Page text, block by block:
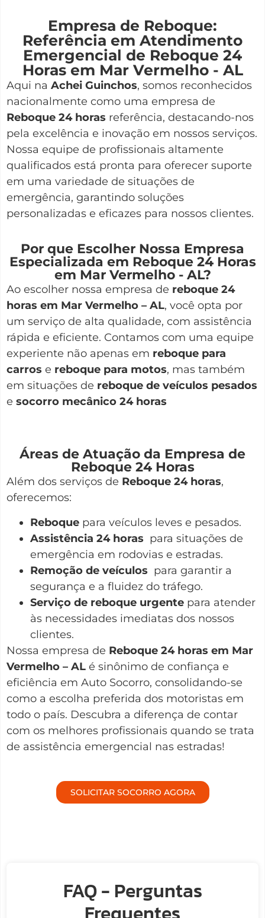
Empresa de Reboque:
Referência em Atendimento
Emergencial de Reboque 24
Horas em Mar Vermelho - AL
Aqui na Achei Guinchos, somos reconhecidos
nacionalmente como uma empresa de
Reboque 24 horas referência, destacando-nos
pela excelência e inovação em nossos serviços.
Nossa equipe de profissionais altamente
qualificados está pronta para oferecer suporte
em uma variedade de situações de
emergência, garantindo soluções
personalizadas e eficazes para nossos clientes.
Por que Escolher Nossa Empresa
Especializada em Reboque 24 Horas
em Mar Vermelho - AL?
Ao escolher nossa empresa de reboque 24
horas em Mar Vermelho – AL, você opta por
um serviço de alta qualidade, com assistência
rápida e eficiente. Contamos com uma equipe
experiente não apenas em reboque para
carros e reboque para motos, mas também
em situações de reboque de veículos pesados
e socorro mecânico 24 horas
Áreas de Atuação da Empresa de
Reboque 24 Horas
Além dos serviços de Reboque 24 horas,
oferecemos:
Reboque para veículos leves e pesados.
Assistência 24 horas para situações de
emergência em rodovias e estradas.
Remoção de veículos para garantir a
segurança e a fluidez do tráfego.
Serviço de reboque urgente para atender
às necessidades imediatas dos nossos
clientes.
Nossa empresa de Reboque 24 horas em Mar
Vermelho – AL é sinônimo de confiança e
eficiência em Auto Socorro, consolidando-se
como a escolha preferida dos motoristas em
todo o país. Descubra a diferença de contar
com os melhores profissionais quando se trata
de assistência emergencial nas estradas!
SOLICITAR SOCORRO AGORA
FAQ - Perguntas